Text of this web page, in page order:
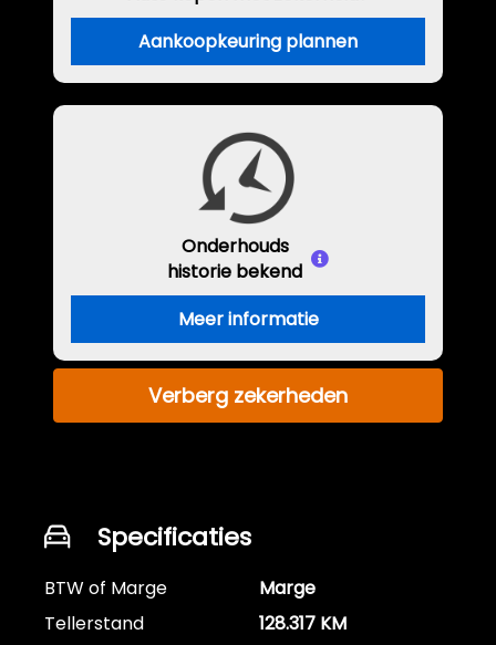
Aankoopkeuring plannen
Onderhouds
historie bekend
Meer informatie
Verberg zekerheden
Specificaties
BTW of Marge
Marge
Tellerstand
128.317 KM